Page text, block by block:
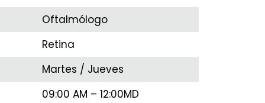
Oftalmólogo
Retina
Martes / Jueves
09:00 AM – 12:00MD